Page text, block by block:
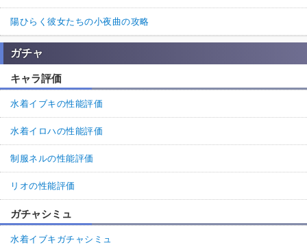
陽ひらく彼女たちの小夜曲の攻略
ガチャ
キャラ評価
水着イブキの性能評価
水着イロハの性能評価
制服ネルの性能評価
リオの性能評価
ガチャシミュ
水着イブキガチャシミュ